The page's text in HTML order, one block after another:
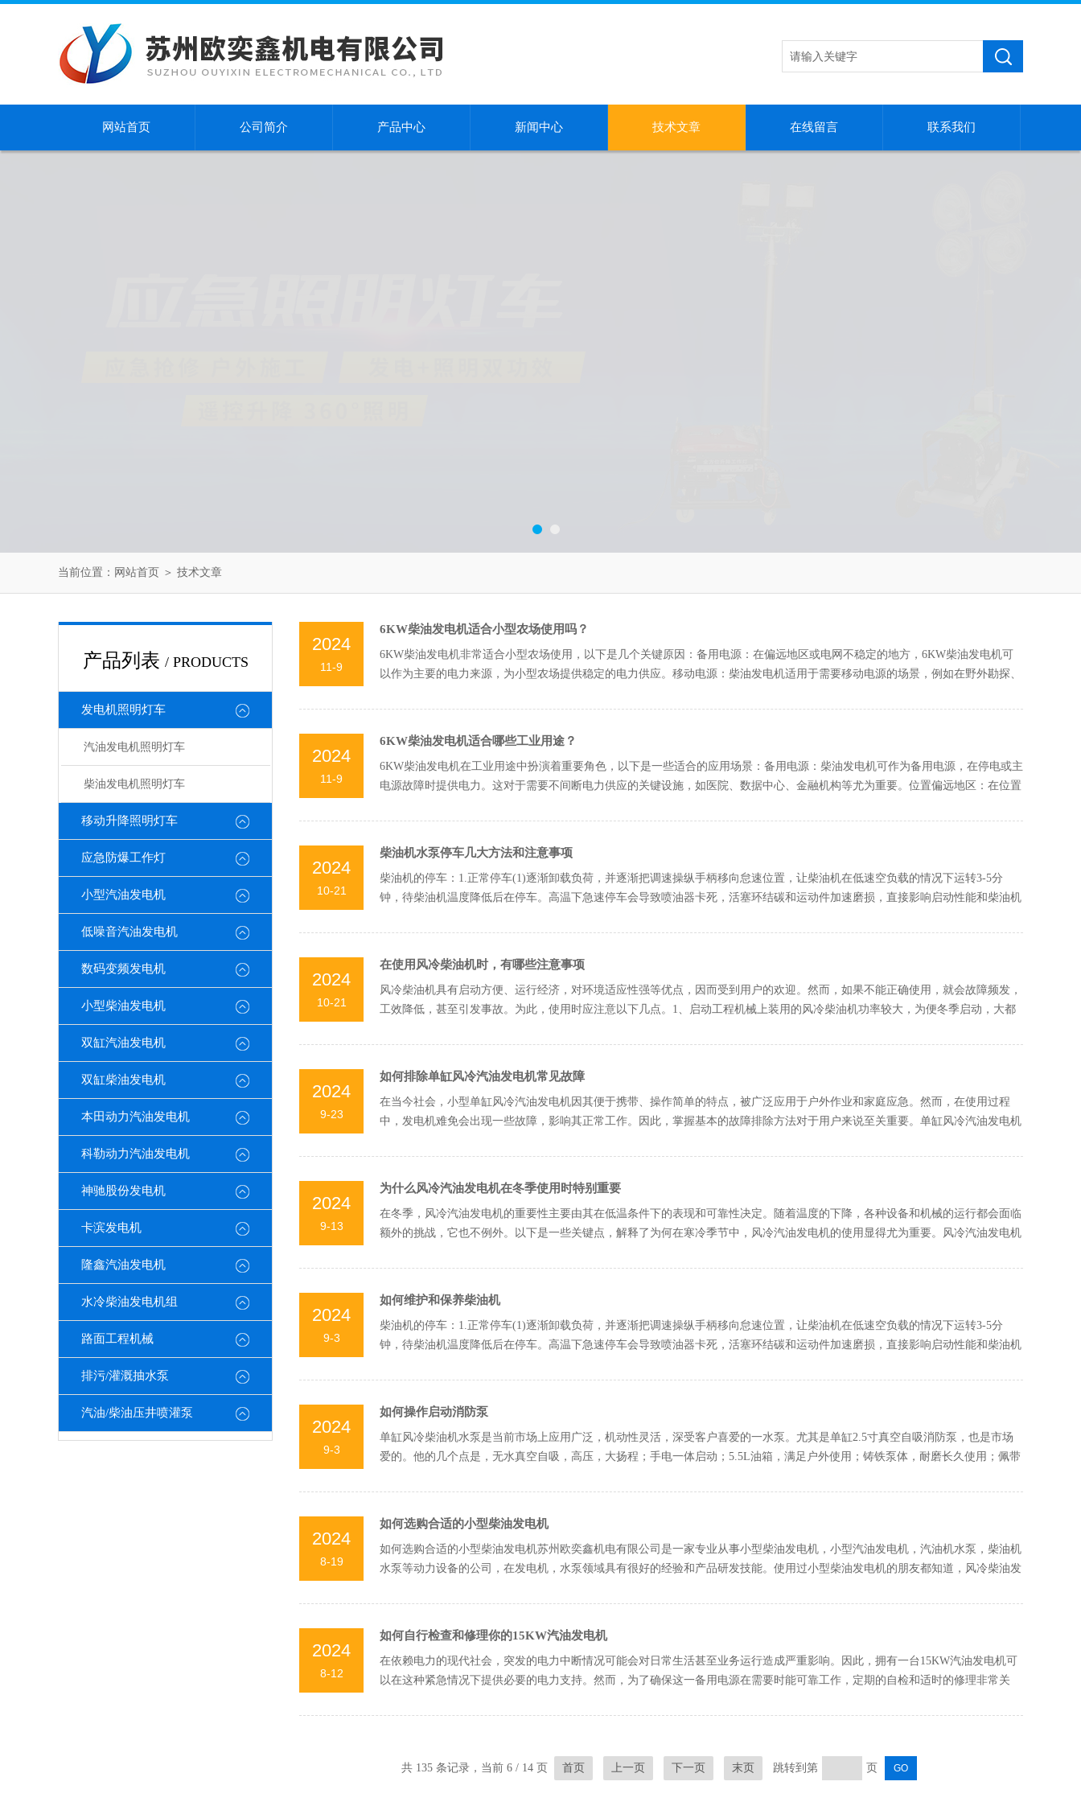
网站首页 公司简介 产品中心 新闻中心 技术文章 在线留言 联系我们
当前位置： 网站首页 ＞ 技术文章
产品列表 / PRODUCTS
发电机照明灯车
汽油发电机照明灯车
柴油发电机照明灯车
移动升降照明灯车
应急防爆工作灯
小型汽油发电机
低噪音汽油发电机
数码变频发电机
小型柴油发电机
双缸汽油发电机
双缸柴油发电机
本田动力汽油发电机
科勒动力汽油发电机
神驰股份发电机
卡滨发电机
隆鑫汽油发电机
水冷柴油发电机组
路面工程机械
排污/灌溉抽水泵
汽油/柴油压井喷灌泵
2024
11-9
6KW柴油发电机适合小型农场使用吗？
6KW柴油发电机非常适合小型农场使用，以下是几个关键原因：备用电源：在偏远地区或电网不稳定的地方，6KW柴油发电机可
以作为主要的电力来源，为小型农场提供稳定的电力供应。移动电源：柴油发电机适用于需要移动电源的场景，例如在野外勘探、
2024
11-9
6KW柴油发电机适合哪些工业用途？
6KW柴油发电机在工业用途中扮演着重要角色，以下是一些适合的应用场景：备用电源：柴油发电机可作为备用电源，在停电或主
电源故障时提供电力。这对于需要不间断电力供应的关键设施，如医院、数据中心、金融机构等尤为重要。位置偏远地区：在位置
2024
10-21
柴油机水泵停车几大方法和注意事项
柴油机的停车：1.正常停车(1)逐渐卸载负荷，并逐渐把调速操纵手柄移向怠速位置，让柴油机在低速空负载的情况下运转3-5分
钟，待柴油机温度降低后在停车。高温下急速停车会导致喷油器卡死，活塞环结碳和运动件加速磨损，直接影响启动性能和柴油机
2024
10-21
在使用风冷柴油机时，有哪些注意事项
风冷柴油机具有启动方便、运行经济，对环境适应性强等优点，因而受到用户的欢迎。然而，如果不能正确使用，就会故障频发，
工效降低，甚至引发事故。为此，使用时应注意以下几点。1、启动工程机械上装用的风冷柴油机功率较大，为便冬季启动，大都
2024
9-23
如何排除单缸风冷汽油发电机常见故障
在当今社会，小型单缸风冷汽油发电机因其便于携带、操作简单的特点，被广泛应用于户外作业和家庭应急。然而，在使用过程
中，发电机难免会出现一些故障，影响其正常工作。因此，掌握基本的故障排除方法对于用户来说至关重要。单缸风冷汽油发电机
2024
9-13
为什么风冷汽油发电机在冬季使用时特别重要
在冬季，风冷汽油发电机的重要性主要由其在低温条件下的表现和可靠性决定。随着温度的下降，各种设备和机械的运行都会面临
额外的挑战，它也不例外。以下是一些关键点，解释了为何在寒冷季节中，风冷汽油发电机的使用显得尤为重要。风冷汽油发电机
2024
9-3
如何维护和保养柴油机
柴油机的停车：1.正常停车(1)逐渐卸载负荷，并逐渐把调速操纵手柄移向怠速位置，让柴油机在低速空负载的情况下运转3-5分
钟，待柴油机温度降低后在停车。高温下急速停车会导致喷油器卡死，活塞环结碳和运动件加速磨损，直接影响启动性能和柴油机
2024
9-3
如何操作启动消防泵
单缸风冷柴油机水泵是当前市场上应用广泛，机动性灵活，深受客户喜爱的一水泵。尤其是单缸2.5寸真空自吸消防泵，也是市场
爱的。他的几个点是，无水真空自吸，高压，大扬程；手电一体启动；5.5L油箱，满足户外使用；铸铁泵体，耐磨长久使用；佩带
2024
8-19
如何选购合适的小型柴油发电机
如何选购合适的小型柴油发电机苏州欧奕鑫机电有限公司是一家专业从事小型柴油发电机，小型汽油发电机，汽油机水泵，柴油机
水泵等动力设备的公司，在发电机，水泵领域具有很好的经验和产品研发技能。使用过小型柴油发电机的朋友都知道，风冷柴油发
2024
8-12
如何自行检查和修理你的15KW汽油发电机
在依赖电力的现代社会，突发的电力中断情况可能会对日常生活甚至业务运行造成严重影响。因此，拥有一台15KW汽油发电机可
以在这种紧急情况下提供必要的电力支持。然而，为了确保这一备用电源在需要时能可靠工作，定期的自检和适时的修理非常关
共 135 条记录，当前 6 / 14 页 首页 上一页 下一页 末页 跳转到第 页